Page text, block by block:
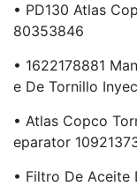
• PD130 Atlas
80353846
• 1622178881
E De Tornillo
• Atlas Copco
Eparator
• Filtro De Aceite